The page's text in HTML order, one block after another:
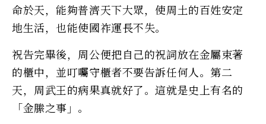
命於天，能夠普濟天下大眾，使周土的百姓安定
地生活，也能使國祚運長不失。
祝告完畢後，周公便把自己的祝詞放在金屬束著
的櫃中，並叮囑守櫃者不要告訴任何人。第二
天，周武王的病果真就好了。這就是史上有名的
「金縢之事」。